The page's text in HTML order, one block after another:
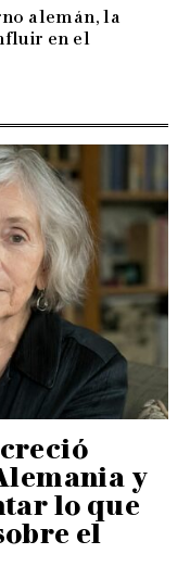
alemán, la
en el
y
lo que
el